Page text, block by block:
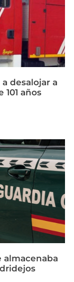
desalojar a
años
almacenaba